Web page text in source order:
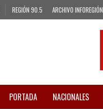
REGIÓN 90.5 ARCHIVO INFOREGIÓN
PORTADA NACIONALES